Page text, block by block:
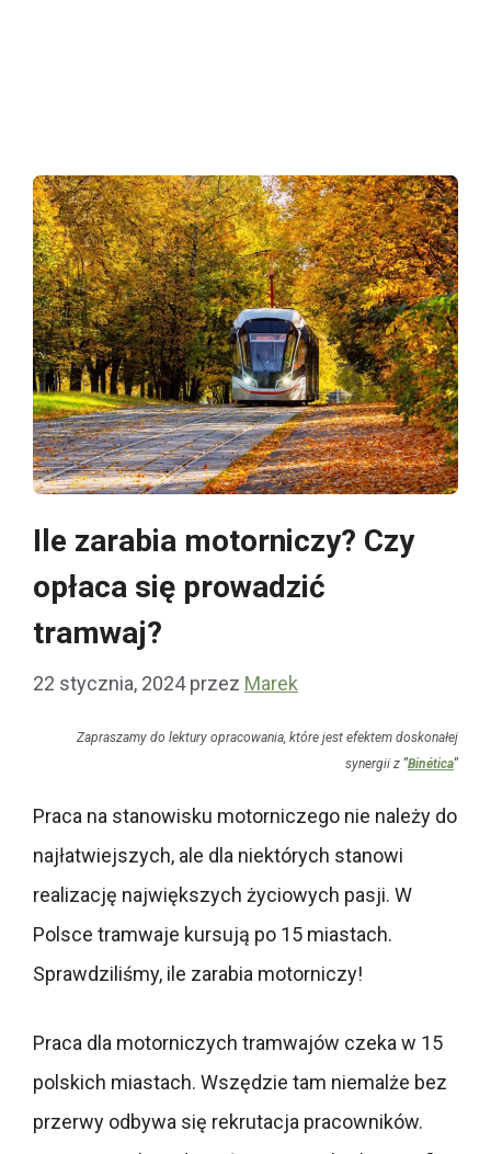
Ile zarabia motorniczy? Czy
opłaca się prowadzić
tramwaj?
22 stycznia, 2024 przez Marek
Zapraszamy do lektury opracowania, które jest efektem doskonałej
synergii z "Binética"
Praca na stanowisku motorniczego nie należy do
najłatwiejszych, ale dla niektórych stanowi
realizację największych życiowych pasji. W
Polsce tramwaje kursują po 15 miastach.
Sprawdziliśmy, ile zarabia motorniczy!
Praca dla motorniczych tramwajów czeka w 15
polskich miastach. Wszędzie tam niemalże bez
przerwy odbywa się rekrutacja pracowników.